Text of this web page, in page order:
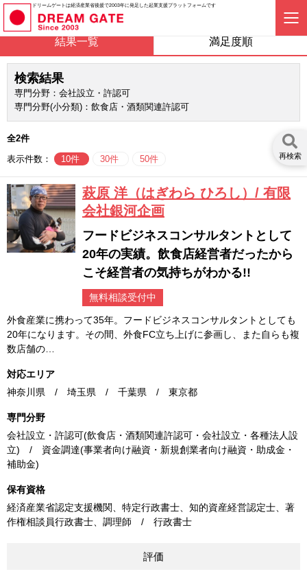
ドリームゲートは経済産業省後援で2003年に発足した起業支援プラットフォームです
結果一覧 満足度順
検索結果
専門分野：会社設立・許認可
専門分野(小分類)：飲食店・酒類関連許認可
全2件
表示件数：
10件 30件 50件 再検索
萩原 洋（はぎわら ひろし）/ 有限
会社銀河企画
フードビジネスコンサルタントとして
20年の実績。飲食店経営者だったから
こそ経営者の気持ちがわかる!!
無料相談受付中
外食産業に携わって35年。フードビジネスコンサルタントとしても
20年になります。その間、外食FC立ち上げに参画し、また自らも複
数店舗の…
対応エリア
神奈川県 / 埼玉県 / 千葉県 / 東京都
専門分野
会社設立・許認可(飲食店・酒類関連許認可・会社設立・各種法人設
立) / 資金調達(事業者向け融資・新規創業者向け融資・助成金・
補助金)
保有資格
経済産業省認定支援機関、特定行政書士、知的資産経営認定士、著
作権相談員行政書士、調理師 / 行政書士
評価